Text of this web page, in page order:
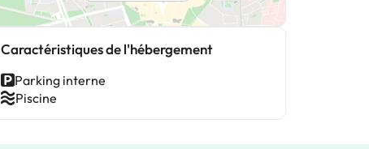
Caractéristiques de l'hébergement
Parking interne
Piscine